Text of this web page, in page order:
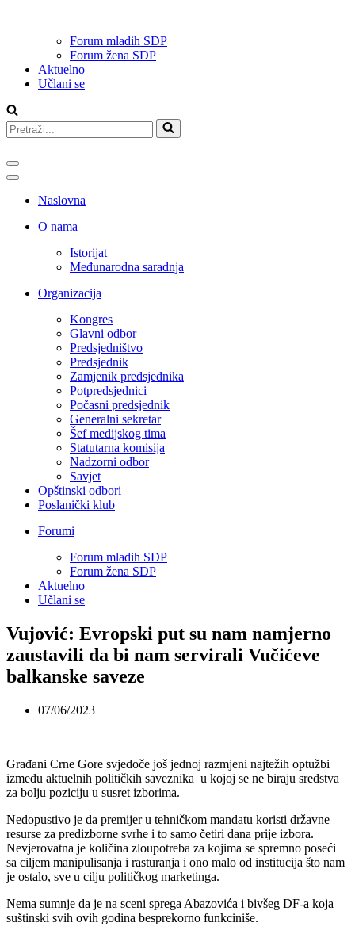
Forum mladih SDP
Forum žena SDP
Aktuelno
Učlani se
Search
for...
Navigation
Menu
Navigation
Naslovna
O nama
Istorijat
Međunarodna saradnja
Organizacija
Kongres
Glavni odbor
Predsjedništvo
Predsjednik
Zamjenik predsjednika
Potpredsjednici
Počasni predsjednik
Generalni sekretar
Šef medijskog tima
Statutarna komisija
Nadzorni odbor
Savjet
Opštinski odbori
Poslanički klub
Forumi
Forum mladih SDP
Forum žena SDP
Aktuelno
Učlani se
Vujović: Evropski put su nam namjerno
zaustavili da bi nam servirali Vučićeve
balkanske saveze
07/06/2023
Građani Crne Gore svjedoče još jednoj razmjeni najtežih optužbi
između aktuelnih političkih saveznika u kojoj se ne biraju sredstva
za bolju poziciju u susret izborima.
Nedopustivo je da premijer u tehničkom mandatu koristi državne
resurse za predizborne svrhe i to samo četiri dana prije izbora.
Nevjerovatna je količina zloupotreba za kojima se spremno poseći
sa ciljem manipulisanja i rasturanja i ono malo od institucija što nam
je ostalo, sve u cilju političkog marketinga.
Nema sumnje da je na sceni sprega Abazovića i bivšeg DF-a koja
suštinski svih ovih godina besprekorno funkciniše.